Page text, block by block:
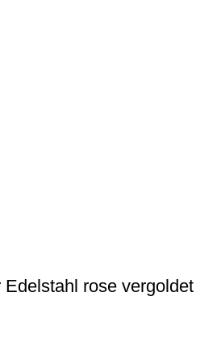
rose vergoldet